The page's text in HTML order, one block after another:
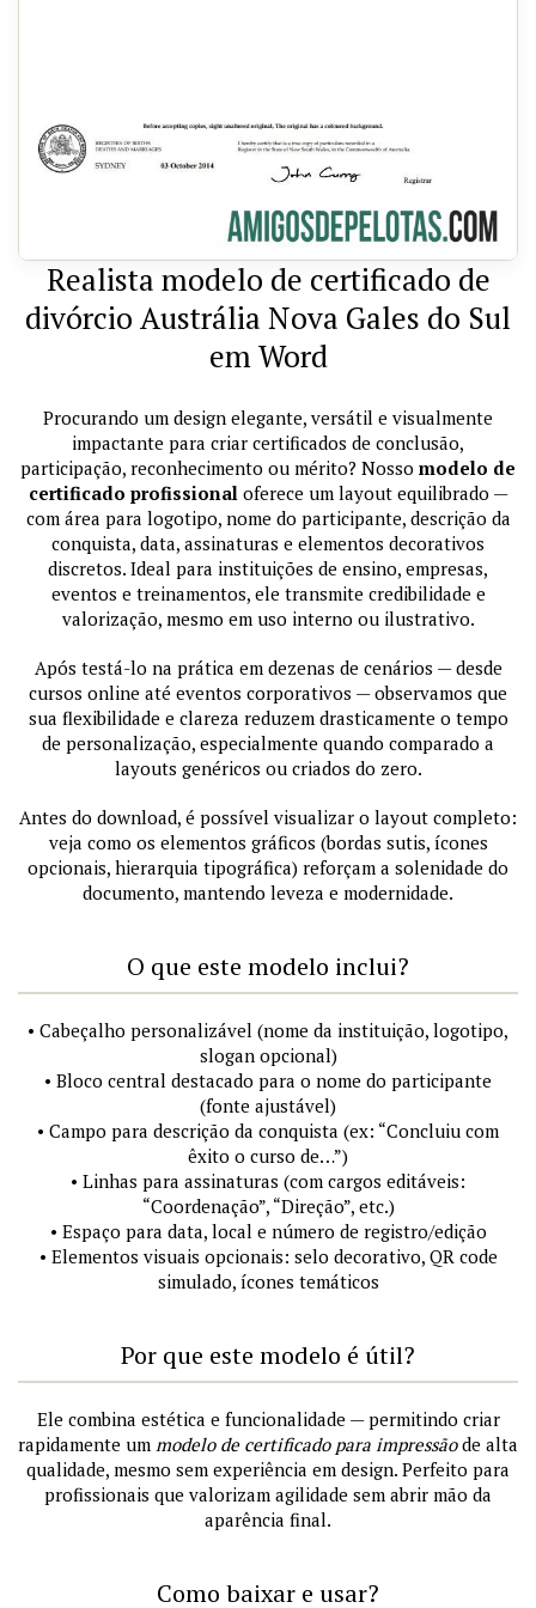
Realista modelo de certificado de
divórcio Austrália Nova Gales do Sul
em Word
Procurando um design elegante, versátil e visualmente
impactante para criar certificados de conclusão,
participação, reconhecimento ou mérito? Nosso modelo de
certificado profissionaloferece um layout equilibrado —
com área para logotipo, nome do participante, descrição da
conquista, data, assinaturas e elementos decorativos
discretos. Ideal para instituições de ensino, empresas,
eventos e treinamentos, ele transmite credibilidade e
valorização, mesmo em uso interno ou ilustrativo.
Após testá-lo na prática em dezenas de cenários — desde
cursos online até eventos corporativos — observamos que
sua flexibilidade e clareza reduzem drasticamente o tempo
de personalização, especialmente quando comparado a
layouts genéricos ou criados do zero.
Antes do download, é possível visualizar o layout completo:
veja como os elementos gráficos (bordas sutis, ícones
opcionais, hierarquia tipográfica) reforçam a solenidade do
documento, mantendo leveza e modernidade.
O que este modelo inclui?
• Cabeçalho personalizável (nome da instituição, logotipo,
slogan opcional)
• Bloco central destacado para o nome do participante
(fonte ajustável)
• Campo para descrição da conquista (ex: “Concluiu com
êxito o curso de…”)
• Linhas para assinaturas (com cargos editáveis:
“Coordenação”, “Direção”, etc.)
• Espaço para data, local e número de registro/edição
• Elementos visuais opcionais: selo decorativo, QR code
simulado, ícones temáticos
Por que este modelo é útil?
Ele combina estética e funcionalidade — permitindo criar
rapidamente um modelo de certificado para impressãode alta
qualidade, mesmo sem experiência em design. Perfeito para
profissionais que valorizam agilidade sem abrir mão da
aparência final.
Como baixar e usar?